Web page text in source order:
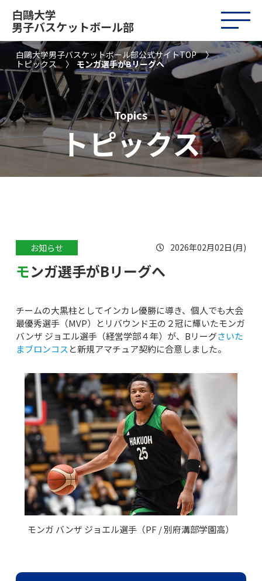
白鷗大学
男子バスケットボール部
白鷗大学男子バスケットボール部公式サイトTOP
トピックス
モンガ選手がBリーグへ
Topics
トピックス
お知らせ 2026年02月02日(月)
モンガ選手がBリーグへ
チームの大黒柱としてインカレ優勝に導き、個人でも大会
最優秀選手（MVP）とリバウンド王の２冠に輝いたモンガ
バンザ ジョエル選手（経営学部４年）が、Bリーグさいた
まブロンコスと新規アマチュア契約に合意しました。
モンガ バンザ ジョエル選手（PF / 別府溝部学園高）